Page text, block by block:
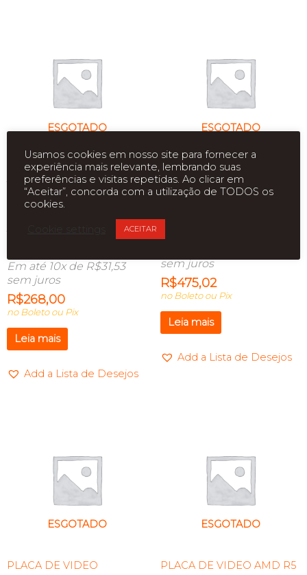
ESGOTADO
PLACA DE VIDEO GT210
1GB DDR3 64B. S/CAIXA
(DVI/HDMI/VGA)
BLUECASE BP-GT210-
Em até 10x de R$31,53
sem juros
R$268,00
no Boleto ou Pix
Leia mais
Add a Lista de Desejos
ESGOTADO
PLACA DE VIDEO GT1030
2GB DDR5 64BITS
NE5103000646-1080F
R$
sem juros
R$475,02
no Boleto ou Pix
Leia mais
Add a Lista de Desejos
ESGOTADO
PLACA DE VIDEO
ESGOTADO
PLACA DE VIDEO AMD R5
Usamos cookies em nosso site para fornecer a
experiência mais relevante, lembrando suas
preferências e visitas repetidas. Ao clicar em
“Aceitar”, concorda com a utilização de TODOS os
cookies.
ACEITAR